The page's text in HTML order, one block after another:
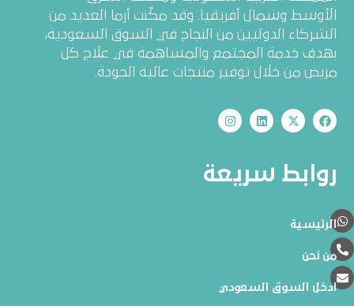
الأوسط وشمال أفريقيا. وقد مكّنت أرما العديد من
الشركاء الدوليين من النجاح في السوق السعودية،
بهدف خدمة المجتمع والمساهمة في علاج كل
مريض من خلال توفير منتجات عالية الجودة.
روابط سريعة
الرئيسية
من نحن
ادخل السوق السعودي